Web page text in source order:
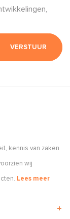
VERSTUUR
kennis van zaken
wij
Lees meer